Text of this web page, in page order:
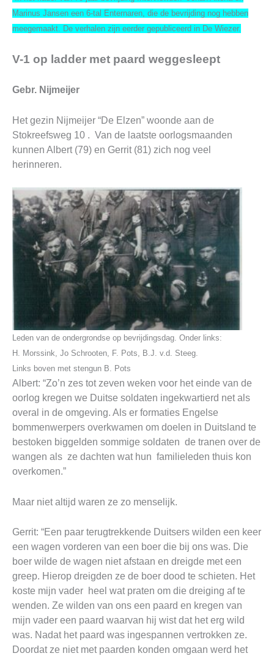
Marinus Jansen een 6-tal Enternaren, die de bevrijding nog hebben
meegemaakt. De verhalen zijn eerder gepubliceerd in De Wiezer.
V-1 op ladder met paard weggesleept
Gebr. Nijmeijer
Het gezin Nijmeijer “De Elzen” woonde aan de
Stokreefsweg 10 . Van de laatste oorlogsmaanden
kunnen Albert (79) en Gerrit (81) zich nog veel
herinneren.
Leden van de ondergrondse op bevrijdingsdag. Onder links:
H. Morssink, Jo Schrooten, F. Pots, B.J. v.d. Steeg.
Links boven met stengun B. Pots
Albert: “Zo’n zes tot zeven weken voor het einde van de
oorlog kregen we Duitse soldaten ingekwartierd net als
overal in de omgeving. Als er formaties Engelse
bommenwerpers overkwamen om doelen in Duitsland te
bestoken biggelden sommige soldaten de tranen over de
wangen als ze dachten wat hun familieleden thuis kon
overkomen.”
Maar niet altijd waren ze zo menselijk.
Gerrit: “Een paar terugtrekkende Duitsers wilden een keer
een wagen vorderen van een boer die bij ons was. Die
boer wilde de wagen niet afstaan en dreigde met een
greep. Hierop dreigden ze de boer dood te schieten. Het
koste mijn vader heel wat praten om die dreiging af te
wenden. Ze wilden van ons een paard en kregen van
mijn vader een paard waarvan hij wist dat het erg wild
was. Nadat het paard was ingespannen vertrokken ze.
Doordat ze niet met paarden konden omgaan werd het